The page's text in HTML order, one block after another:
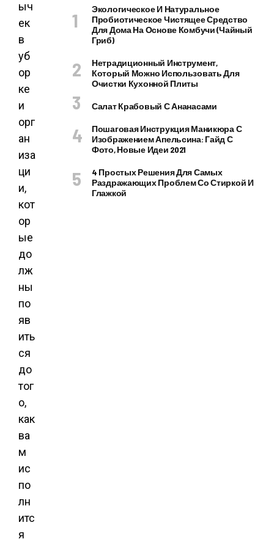
Экологическое И Натуральное
Пробиотическое Чистящее Средство
Для Дома На Основе Комбучи (чайный
Гриб)
Нетрадиционный Инструмент,
Который Можно Использовать Для
Очистки Кухонной Плиты
Салат Крабовый С Ананасами
Пошаговая Инструкция Маникюра С
Изображением Апельсина: Гайд С
Фото, Новые Идеи 2021
4 Простых Решения Для Самых
Раздражающих Проблем Со Стиркой И
Глажкой